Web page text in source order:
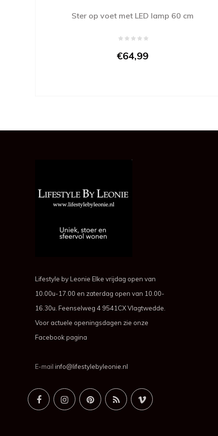
Ster op voet met LED lamp 60 cm
€64,99
Lifestyle by Leonie Elke vrijdag open van
10.00u-17.00 en zaterdag open van 10.00-
16.30u. Feenselweg 4 9541CX Vlagtwedde.
Voor actuele openingsdagen zie onze
Facebook pagina
E-mail info@lifestylebyleonie.nl